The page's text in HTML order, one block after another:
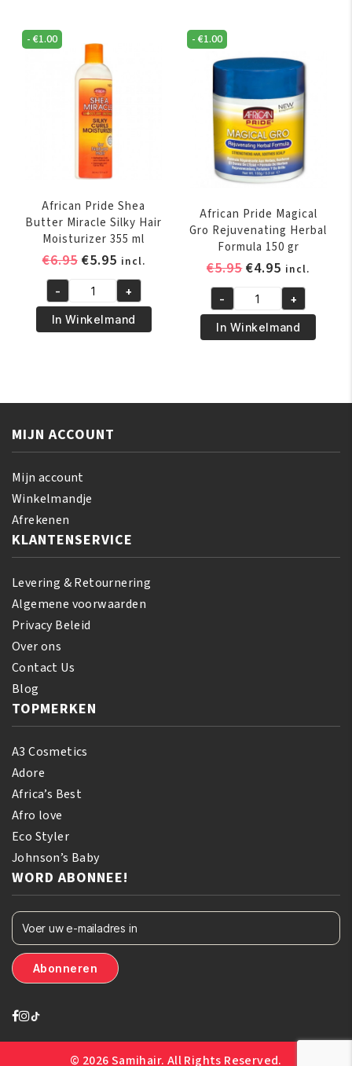
-
Shampoo
Conditioner
Miracle
Texture
Softening
Kit
aantal
-€1.00
African Pride Shea
Butter Miracle Silky Hair
Moisturizer 355 ml
€6.95 Oorspronkelijke
was:
€6.95.
€5.95Huidige
prijs
is:
€5.95.
incl.
African
Pride
Shea
Moisturizer
355
aantal
- +
In Winkelmand
-€1.00
African Pride Magical
Gro Rejuvenating Herbal
Formula 150 gr
€5.95
was:
€5.95.
€4.95 Huidige
prijs
is:
€4.95.
incl.
African
Pride
Magical
Herbal
gr
- +
In Winkelmand
MIJN ACCOUNT
Mijn account
Winkelmandje
Afrekenen
KLANTENSERVICE
Levering & Retournering
Algemene voorwaarden
Privacy Beleid
Over ons
Contact Us
Blog
TOPMERKEN
A3 Cosmetics
Adore
Africa’s Best
Afro love
Eco Styler
Johnson’s Baby
WORD ABONNEE!
© 2026 Samihair. All Rights Reserved.